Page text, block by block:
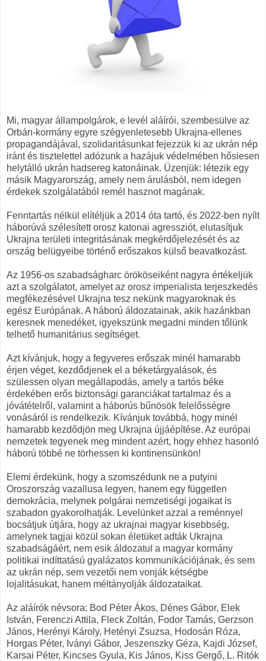
Mi, magyar állampolgárok, e levél aláírói, szembesülve az
Orbán-kormány egyre szégyenletesebb Ukrajna-ellenes
propagandájával, szolidaritásunkat fejezzük ki az ukrán nép
iránt és tisztelettel adózunk a hazájuk védelmében hősiesen
helytálló ukrán hadsereg katonáinak. Üzenjük: létezik egy
másik Magyarország, amely nem árulásból, nem idegen
érdekek szolgálatából remél hasznot magának.
Fenntartás nélkül elítéljük a 2014 óta tartó, és 2022-ben nyílt
háborúvá szélesített orosz katonai agressziót, elutasítjuk
Ukrajna területi integritásának megkérdőjelezését és az
ország belügyeibe történő erőszakos külső beavatkozást.
Az 1956-os szabadságharc örököseiként nagyra értékeljük
azt a szolgálatot, amelyet az orosz imperialista terjeszkedés
megfékezésével Ukrajna tesz nekünk magyaroknak és
egész Európának. A háború áldozatainak, akik hazánkban
keresnek menedéket, igyekszünk megadni minden tőlünk
telhető humanitárius segítséget.
Azt kívánjuk, hogy a fegyveres erőszak minél hamarabb
érjen véget, kezdődjenek el a béketárgyalások, és
szülessen olyan megállapodás, amely a tartós béke
érdekében erős biztonsági garanciákat tartalmaz és a
jóvátételről, valamint a háborús bűnösök felelősségre
vonásáról is rendelkezik. Kívánjuk továbbá, hogy minél
hamarabb kezdődjön meg Ukrajna újjáépítése. Az európai
nemzetek tegyenek meg mindent azért, hogy ehhez hasonló
háború többé ne törhessen ki kontinensünkön!
Elemi érdekünk, hogy a szomszédunk ne a putyini
Oroszország vazallusa legyen, hanem egy független
demokrácia, melynek polgárai nemzetiségi jogaikat is
szabadon gyakorolhatják. Levelünket azzal a reménnyel
bocsátjuk útjára, hogy az ukrajnai magyar kisebbség,
amelynek tagjai közül sokan életüket adták Ukrajna
szabadságáért, nem esik áldozatul a magyar kormány
politikai indíttatású gyalázatos kommunikációjának, és sem
az ukrán nép, sem vezetői nem vonják kétségbe
lojalitásukat, hanem méltányolják áldozataikat.
Az aláírók névsora: Bod Péter Ákos, Dénes Gábor, Elek
István, Ferenczi Attila, Fleck Zoltán, Fodor Tamás, Gerzson
János, Herényi Károly, Hetényi Zsuzsa, Hodosán Róza,
Horgas Péter, Iványi Gábor, Jeszenszky Géza, Kajdi József,
Karsai Péter, Kincses Gyula, Kis János, Kiss Gergő, L. Ritók